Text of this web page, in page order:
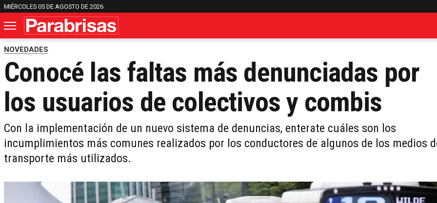
MIÉRCOLES 05 DE AGOSTO DE 2026
NOVEDADES
Conocé las faltas más denunciadas por
los usuarios de colectivos y combis
Con la implementación de un nuevo sistema de denuncias, enterate cuáles son los
incumplimientos más comunes realizados por los conductores de algunos de los medios
transporte más utilizados.